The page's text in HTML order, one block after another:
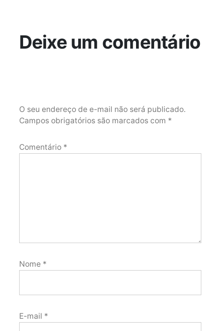
Deixe um comentário
O seu endereço de e-mail não será publicado.
Campos obrigatórios são marcados com *
Comentário *
Nome *
E-mail *